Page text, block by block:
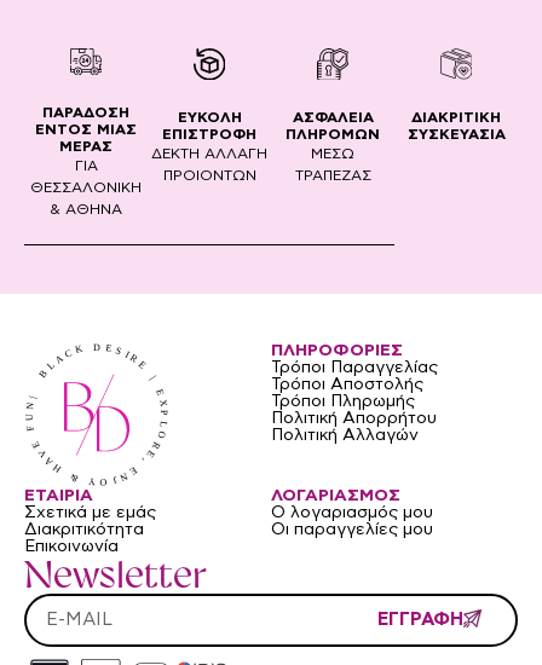
ΠΑΡΑΔΟΣΗ
ΕΝΤΟΣ ΜΙΑΣ
ΜΕΡΑΣ
ΓΙΑ
ΘΕΣΣΑΛΟΝΙΚΗ
& ΑΘΗΝΑ
ΕΥΚΟΛΗ
ΕΠΙΣΤΡΟΦΗ
ΔΕΚΤΗ ΑΛΛΑΓΗ
ΠΡΟΙΟΝΤΩΝ
ΑΣΦΑΛΕΙΑ
ΠΛΗΡΟΜΩΝ
ΜΕΣΩ
ΤΡΑΠΕΖΑΣ
ΔΙΑΚΡΙΤΙΚΗ
ΣΥΣΚΕΥΑΣΙΑ
ΠΛΗΡΟΦΟΡΙΕΣ
Τρόποι Παραγγελίας
Τρόποι Αποστολής
Τρόποι Πληρωμής
Πολιτική Απορρήτου
Πολιτική Αλλαγών
ΛΟΓΑΡΙΑΣΜΟΣ
Ο λογαριασμός μου
Οι παραγγελίες μου
ΕΤΑΙΡΙΑ
Σχετικά με εμάς
Διακριτικότητα
Επικοινωνία
Newsletter
ΕΓΓΡΑΦΗ